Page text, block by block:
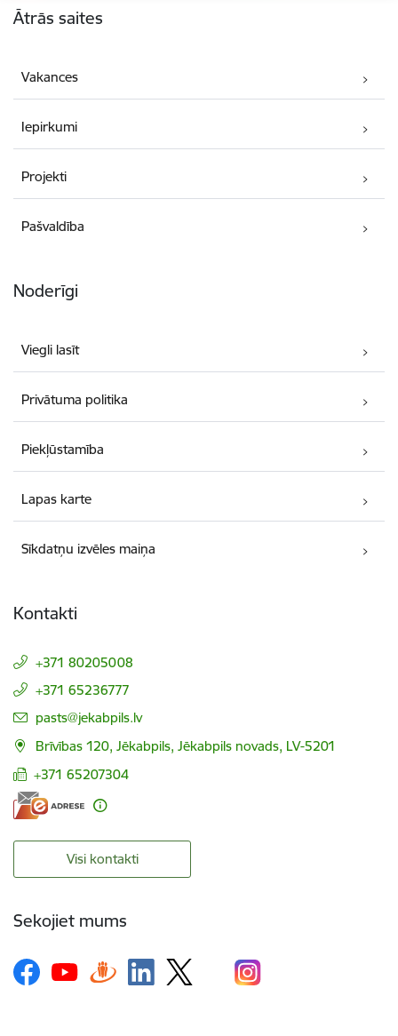
Ātrās saites
Vakances
Iepirkumi
Projekti
Pašvaldība
Noderīgi
Viegli lasīt
Privātuma politika
Piekļūstamība
Lapas karte
Sīkdatņu izvēles maiņa
Kontakti
+371 80205008
+371 65236777
E-pasts:
pasts@jekabpils.lv
Brīvības 120, Jēkabpils, Jēkabpils novads, LV-5201
+371 65207304
Visi kontakti
Sekojiet mums